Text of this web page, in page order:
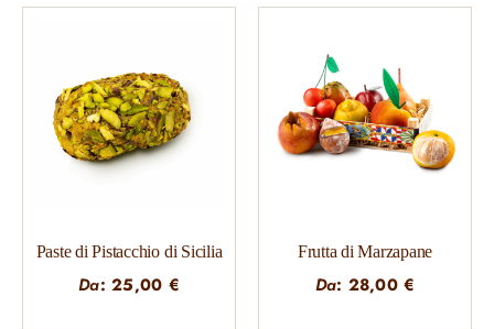
Paste di Pistacchio di Sicilia
Da:25,00 €
Frutta di Marzapane
Da: 28,00€